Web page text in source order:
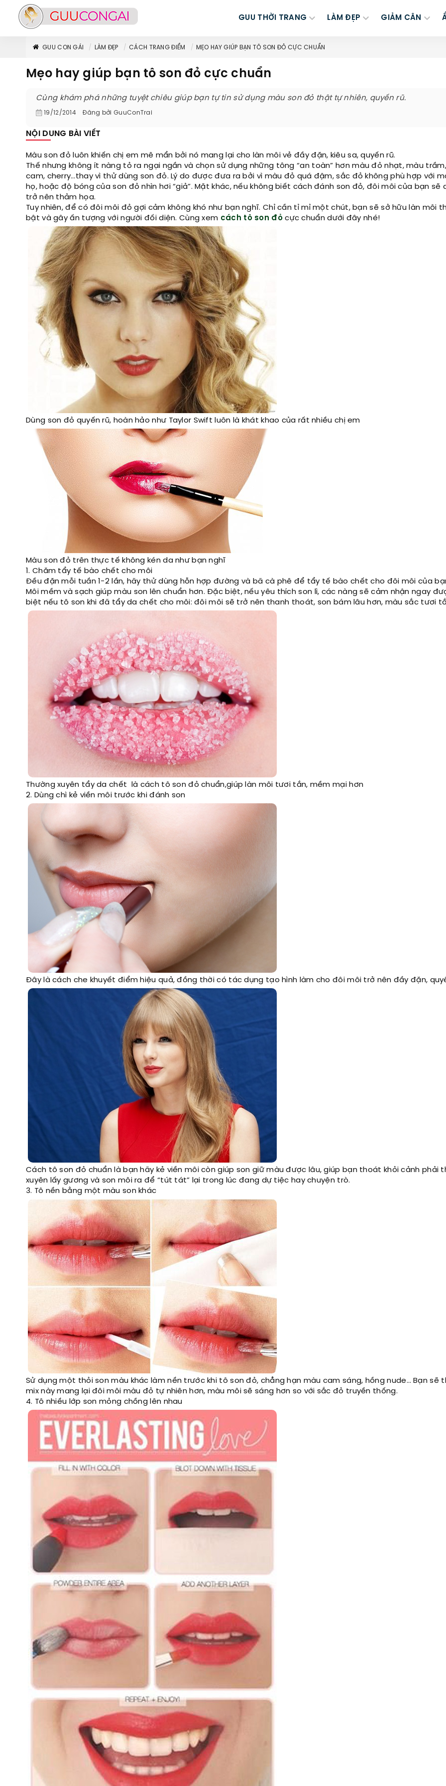
GUU THỜI TRANG LÀM ĐẸP GIẢM CÂN
GUU CON GÁI LÀM ĐẸP CÁCH TRANG ĐIỂM MẸO HAY GIÚP BẠN TÔ SON ĐỎ CỰC CHUẨN
Mẹo hay giúp bạn tô son đỏ cực chuẩn
Cùng khám phá những tuyệt chiêu giúp bạn tự tin sử dụng màu son đỏ thật tự nhiên, quyến rũ.
19/12/2014 Đăng bởi GuuConTrai
NỘI DUNG BÀI VIẾT
Màu son đỏ luôn khiến chị em mê mẩn bởi nó mang lại cho làn môi vẻ đầy đặn, kiêu sa, quyến rũ.
Thế nhưng không ít nàng tỏ ra ngại ngần và chọn sử dụng những tông “an toàn” hơn màu đỏ nhạt, màu
cam, cherry…thay vì thử dùng son đỏ. Lý do được đưa ra bởi vì màu đỏ quá đậm, sắc đỏ không phù hợp với
họ, hoặc độ bóng của son đỏ nhìn hơi “giả”. Mặt khác, nếu không biết cách đánh son đỏ, đôi môi của bạn sẽ
trở nên thảm họa.
Tuy nhiên, để có đôi môi đỏ gợi cảm không khó như bạn nghĩ. Chỉ cần tỉ mỉ một chút, bạn sẽ sở hữu làn môi
bật và gây ấn tượng với người đối diện. Cùng xem cách tô son đỏcực chuẩn dưới đây nhé!
Dùng son đỏ quyến rũ, hoàn hảo như Taylor Swift luôn là khát khao của rất nhiều chị em
Màu son đỏ trên thực tế không kén da như bạn nghĩ
1. Chăm tẩy tế bào chết cho môi
Đều đặn mỗi tuần 1-2 lần, hãy thử dùng hỗn hợp đường và bã cà phê để tẩy tế bào chết cho đôi môi của
Môi mềm và sạch giúp màu son lên chuẩn hơn. Đặc biệt, nếu yêu thích son lì, các nàng sẽ cảm nhận ngay
biệt nếu tô son khi đã tẩy da chết cho môi: đôi môi sẽ trở nên thanh thoát, son bám lâu hơn, màu sắc tươi
Thường xuyên tẩy da chết là cách tô son đỏ chuẩn,giúp làn môi tươi tắn, mềm mại hơn
2. Dùng chì kẻ viền môi trước khi đánh son
Đây là cách che khuyết điểm hiệu quả, đồng thời có tác dụng tạo hình làm cho đôi môi trở nên đầy đặn,
Cách tô son đỏ chuẩn là bạn hãy kẻ viền môi còn giúp son giữ màu được lâu, giúp bạn thoát khỏi cảnh phải
xuyên lấy gương và son môi ra để “tút tát” lại trong lúc đang dự tiệc hay chuyện trò.
3. Tô nền bằng một màu son khác
Sử dụng một thỏi son màu khác làm nền trước khi tô son đỏ, chẳng hạn màu cam sáng, hồng nude… Bạn sẽ
mix này mang lại đôi môi màu đỏ tự nhiên hơn, màu môi sẽ sáng hơn so với sắc đỏ truyền thống.
4. Tô nhiều lớp son mỏng chồng lên nhau